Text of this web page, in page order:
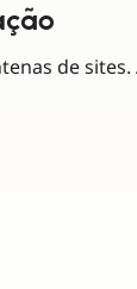
de sites.